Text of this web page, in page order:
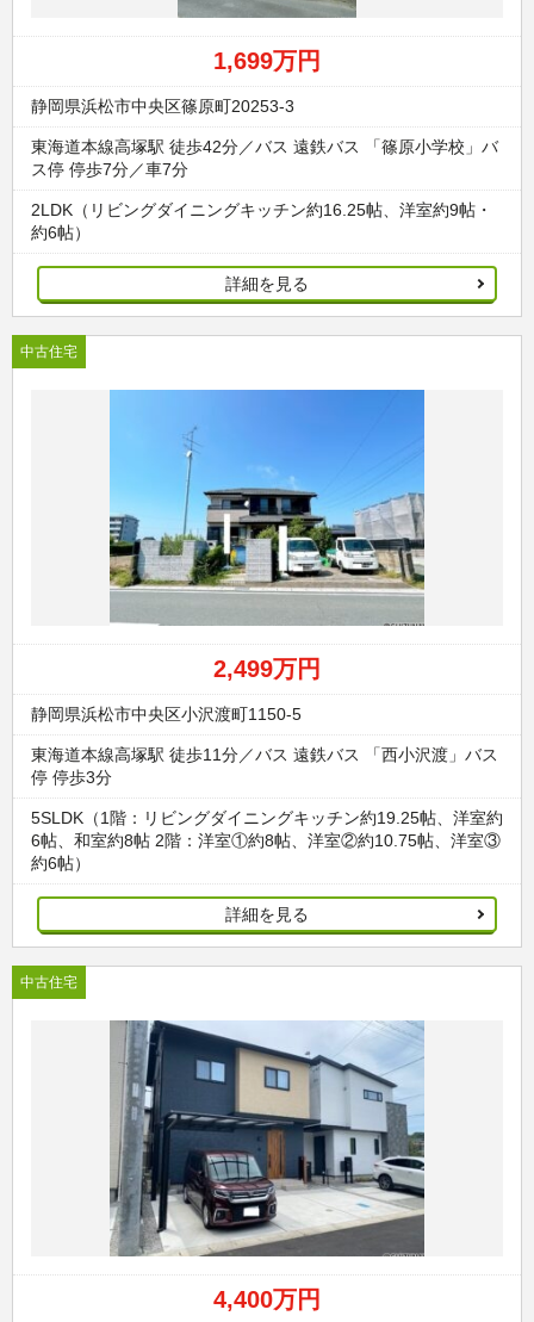
1,699万円
静岡県浜松市中央区篠原町20253-3
東海道本線高塚駅 徒歩42分／バス 遠鉄バス 「篠原小学校」バ
ス停 停歩7分／車7分
2LDK（リビングダイニングキッチン約16.25帖、洋室約9帖・
約6帖）
詳細を見る
中古住宅
2,499万円
静岡県浜松市中央区小沢渡町1150-5
東海道本線高塚駅 徒歩11分／バス 遠鉄バス 「西小沢渡」バス
停 停歩3分
5SLDK（1階：リビングダイニングキッチン約19.25帖、洋室約
6帖、和室約8帖 2階：洋室①約8帖、洋室②約10.75帖、洋室③
約6帖）
詳細を見る
中古住宅
4,400万円